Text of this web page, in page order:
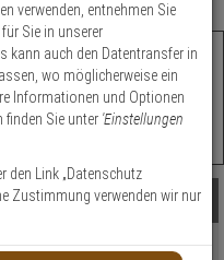
€
soll Ihre Kamera
verwenden, entnehmen Sie
Sie in unserer
kann auch den Datentransfer in
wo möglicherweise ein
Informationen und Optionen
finden Sie unter 'Einstellungen
den Link „Datenschutz
Zustimmung verwenden wir nur